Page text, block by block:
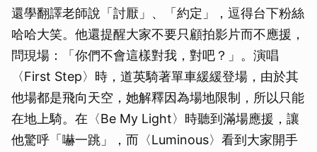
還學翻譯老師說「討厭」、「約定」，逗得台下粉絲
哈哈大笑。他還提醒大家不要只顧拍影片而不應援，
問現場：「你們不會這樣對我，對吧？」。演唱
〈First Step〉時，道英騎著單車緩緩登場，由於其
他場都是飛向天空，她解釋因為場地限制，所以只能
在地上騎。在〈Be My Light〉時聽到滿場應援，讓
他驚呼「嚇一跳」，而〈Luminous〉看到大家開手